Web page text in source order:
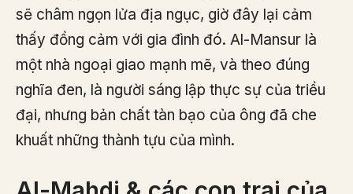
sẽ châm ngọn lửa địa ngục, giờ đây lại cảm
thấy đồng cảm với gia đình đó. Al-Mansur là
một nhà ngoại giao mạnh mẽ, và theo đúng
nghĩa đen, là người sáng lập thực sự của triều
đại, nhưng bản chất tàn bạo của ông đã che
khuất những thành tựu của mình.